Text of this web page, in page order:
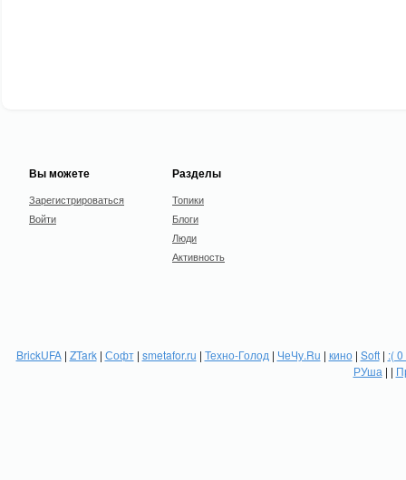
Вы можете
Зарегистрироваться
Войти
Разделы
Топики
Блоги
Люди
Активность
BrickUFA| ZTark| Софт| smetafor.ru | Техно-Голод | ЧеЧу.Ru | кино| Soft| :(
РУша | |